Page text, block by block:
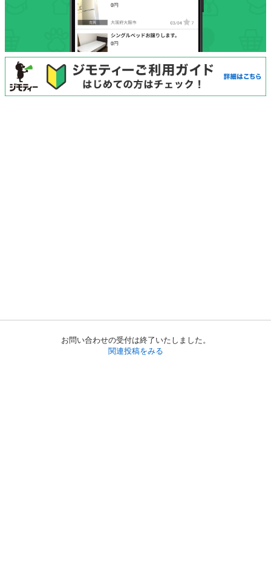
お問い合わせの受付は終了いたしました。
関連投稿をみる